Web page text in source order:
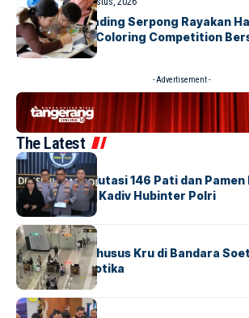
Atria Hotel Gading Serpong Rayakan
Lewat Family Coloring Competition
Indonesia
- Advertisement -
The Latest
BERITA
Mabes Polri Mutasi 146 Pati dan
Untung Jabat Kadiv Hubinter Polri
BANDARABERITA
Ketika Jalur Khusus Kru di Bandara
Sindikat Narkotika
BANDARA BERITA